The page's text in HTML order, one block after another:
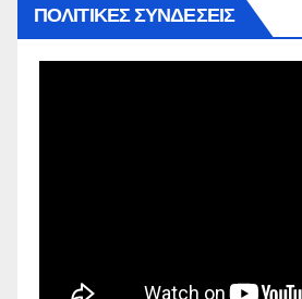
ΠΟΛΙΤΙΚΕΣ ΣΥΝΔΕΣΕΙΣ